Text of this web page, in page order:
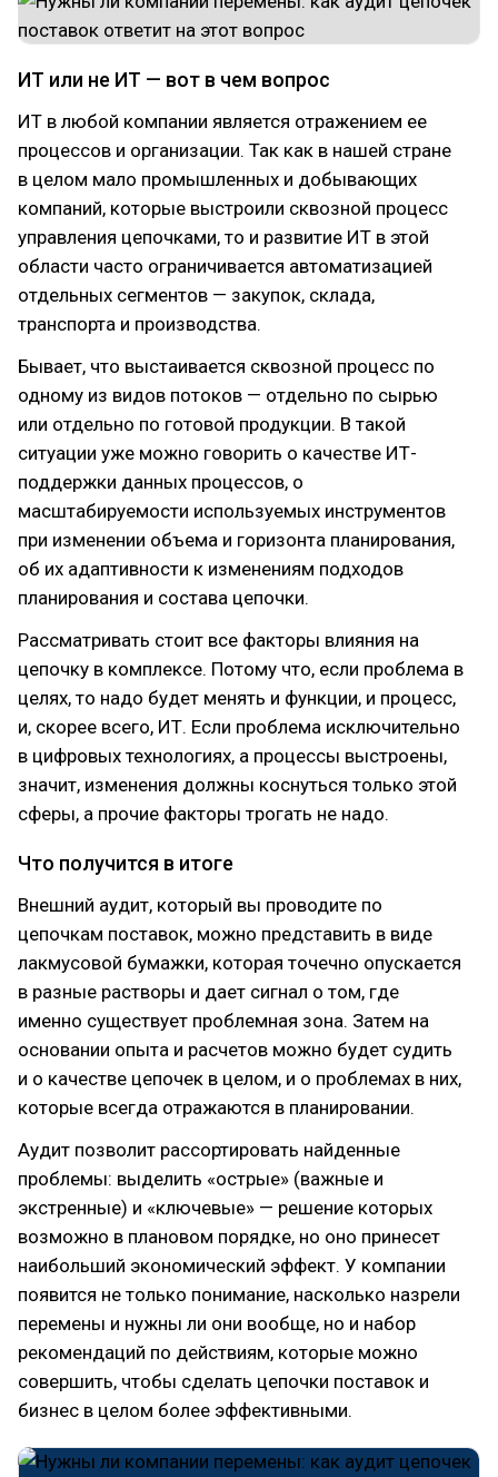
ИТ или не ИТ — вот в чем вопрос
ИТ в любой компании является отражением ее
процессов и организации. Так как в нашей стране
в целом мало промышленных и добывающих
компаний, которые выстроили сквозной процесс
управления цепочками, то и развитие ИТ в этой
области часто ограничивается автоматизацией
отдельных сегментов — закупок, склада,
транспорта и производства.
Бывает, что выстаивается сквозной процесс по
одному из видов потоков — отдельно по сырью
или отдельно по готовой продукции. В такой
ситуации уже можно говорить о качестве ИТ-
поддержки данных процессов, о
масштабируемости используемых инструментов
при изменении объема и горизонта планирования,
об их адаптивности к изменениям подходов
планирования и состава цепочки.
Рассматривать стоит все факторы влияния на
цепочку в комплексе. Потому что, если проблема в
целях, то надо будет менять и функции, и процесс,
и, скорее всего, ИТ. Если проблема исключительно
в цифровых технологиях, а процессы выстроены,
значит, изменения должны коснуться только этой
сферы, а прочие факторы трогать не надо.
Что получится в итоге
Внешний аудит, который вы проводите по
цепочкам поставок, можно представить в виде
лакмусовой бумажки, которая точечно опускается
в разные растворы и дает сигнал о том, где
именно существует проблемная зона. Затем на
основании опыта и расчетов можно будет судить
и о качестве цепочек в целом, и о проблемах в них,
которые всегда отражаются в планировании.
Аудит позволит рассортировать найденные
проблемы: выделить «острые» (важные и
экстренные) и «ключевые» — решение которых
возможно в плановом порядке, но оно принесет
наибольший экономический эффект. У компании
появится не только понимание, насколько назрели
перемены и нужны ли они вообще, но и набор
рекомендаций по действиям, которые можно
совершить, чтобы сделать цепочки поставок и
бизнес в целом более эффективными.